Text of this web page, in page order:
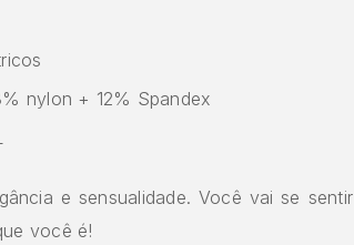
nylon + 12% Spandex
e sensualidade. Você vai se sentir
você é!